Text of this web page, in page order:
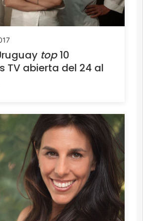
top10
TV abierta del 24 al